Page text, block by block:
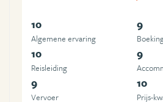
10
Algemene ervaring
9
10
Reisleiding
9
9
Vervoer
10
Prijs-